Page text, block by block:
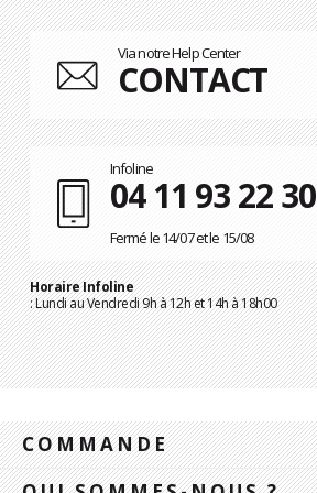
Via notre Help Center
CONTACT
Infoline
04 11 93 22 30
Fermé le 14/07 et le 15/08
Horaire Infoline
: Lundi au Vendredi 9h à 12h et 14h à 18h00
COMMANDE